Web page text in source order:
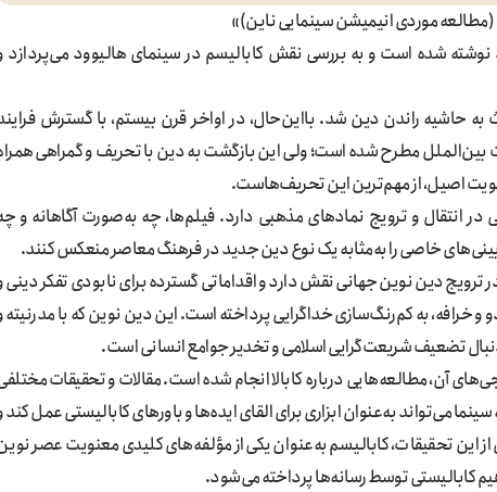
(مطالعه موردی انیمیشن سینمایی ناین)»
شده است و به بررسی نقش کابالیسم در سینمای هالیوود می‌پردازد
به حاشیه راندن دین شد. بااین‌حال، در اواخر قرن بیستم، با گسترش
مطرح شده است؛ ولی این بازگشت به دین با تحریف و گمراهی
اصیل، از مهم‌ترین این تحریف‌هاست.
انتقال و ترویج نمادهای مذهبی دارد. فیلم‌ها، چه به‌صورت آگاهانه و
خاصی را به‌مثابه یک نوع دین جدید در فرهنگ معاصر منعکس کنند.
ترویج دین نوین جهانی نقش دارد و اقداماتی گسترده برای نابودی تفکر دینی
به کم‌رنگ‌سازی خداگرایی پرداخته است. این دین نوین که با مدرنیته
تضعیف شریعت‌گرایی اسلامی و تخدیر جوامع انسانی است.
آن، مطالعه‌هایی درباره کابالا انجام شده است. مقالات و تحقیقات
می‌تواند به‌عنوان ابزاری برای القای ایده‌ها و باورهای کابالیستی عمل کند
این تحقیقات، کابالیسم به‌عنوان یکی از مؤلفه‌های کلیدی معنویت عصر
کابالیستی توسط رسانه‌ها پرداخته می‌شود.